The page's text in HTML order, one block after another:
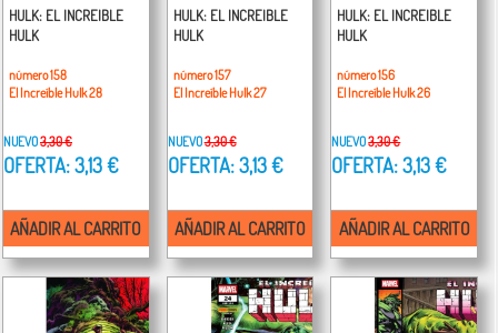
HULK: EL INCREIBLE
HULK
número 158
El Increíble Hulk 28
NUEVO3,30 €
OFERTA: 3,13 €
AÑADIR AL CARRITO
HULK: EL INCREIBLE
HULK
número 157
El Increíble Hulk 27
NUEVO3,30 €
OFERTA: 3,13 €
AÑADIR AL CARRITO
HULK: EL INCREIBLE
HULK
número 156
El Increíble Hulk 26
NUEVO3,30 €
OFERTA: 3,13 €
AÑADIR AL CARRITO